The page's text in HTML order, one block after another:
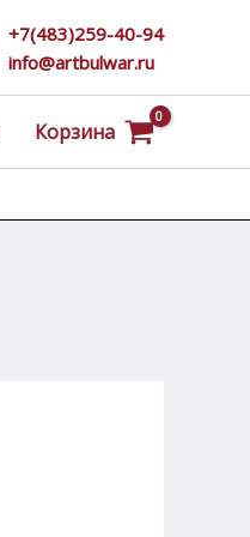
+7(483)259-40-94
info@artbulwar.ru
Корзина